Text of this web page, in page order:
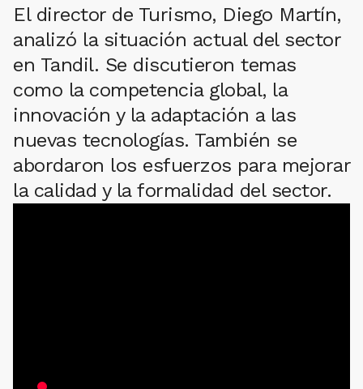
El director de Turismo, Diego Martín,
analizó la situación actual del sector
en Tandil. Se discutieron temas
como la competencia global, la
innovación y la adaptación a las
nuevas tecnologías. También se
abordaron los esfuerzos para mejorar
la calidad y la formalidad del sector.